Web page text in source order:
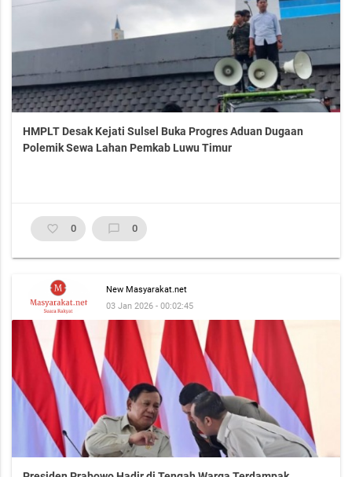
HMPLT Desak Kejati Sulsel Buka Progres Aduan Dugaan
Polemik Sewa Lahan Pemkab Luwu Timur
favorite_border 0 chat_bubble_outline 0
New Masyarakat.net
03 Jan 2026 - 00:02:45